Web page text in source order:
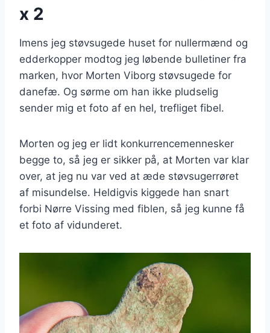
x 2
Imens jeg støvsugede huset for nullermænd og
edderkopper modtog jeg løbende bulletiner fra
marken, hvor Morten Viborg støvsugede for
danefæ. Og sørme om han ikke pludselig
sender mig et foto af en hel, trefliget fibel.
Morten og jeg er lidt konkurrencemennesker
begge to, så jeg er sikker på, at Morten var klar
over, at jeg nu var ved at æde støvsugerrøret
af misundelse. Heldigvis kiggede han snart
forbi Nørre Vissing med fiblen, så jeg kunne få
et foto af vidunderet.